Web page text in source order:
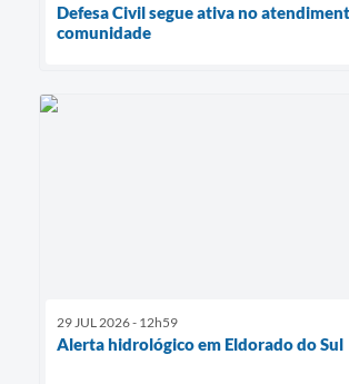
Defesa Civil segue ativa no
comunidade
29 JUL 2026 - 12h59
Alerta hidrológico em Eldorado do Sul